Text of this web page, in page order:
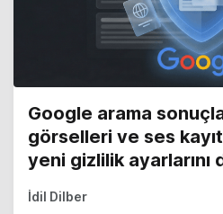
Google arama
görselleri ve ses
yeni gizlilik ayarlarını
İdil Dilber